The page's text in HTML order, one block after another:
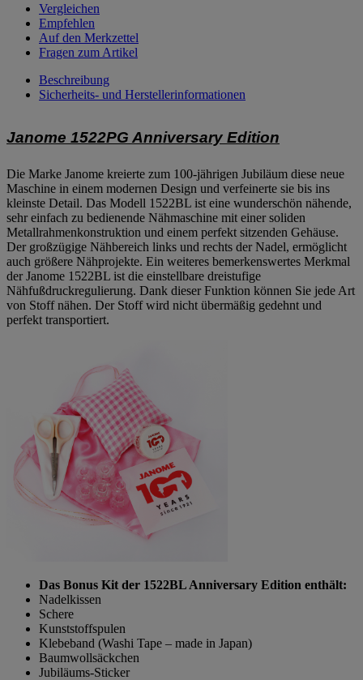
Vergleichen
Empfehlen
Auf den Merkzettel
Fragen zum Artikel
Beschreibung
Sicherheits- und Herstellerinformationen
Janome 1522PG Anniversary Edition
Die Marke Janome kreierte zum 100-jährigen Jubiläum diese neue
Maschine in einem modernen Design und verfeinerte sie bis ins
kleinste Detail. Das Modell 1522BL ist eine wunderschön nähende,
sehr einfach zu bedienende Nähmaschine mit einer soliden
Metallrahmenkonstruktion und einem perfekt sitzenden Gehäuse.
Der großzügige Nähbereich links und rechts der Nadel, ermöglicht
auch größere Nähprojekte. Ein weiteres bemerkenswertes Merkmal
der Janome 1522BL ist die einstellbare dreistufige
Nähfußdruckregulierung. Dank dieser Funktion können Sie jede Art
von Stoff nähen. Der Stoff wird nicht übermäßig gedehnt und
perfekt transportiert.
Das Bonus Kit der 1522BL Anniversary Edition enthält:
Nadelkissen
Schere
Kunststoffspulen
Klebeband (Washi Tape – made in Japan)
Baumwollsäckchen
Jubiläums-Sticker